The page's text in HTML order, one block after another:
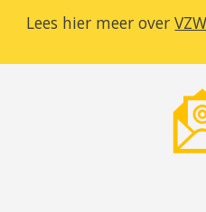
Lees hier meer over